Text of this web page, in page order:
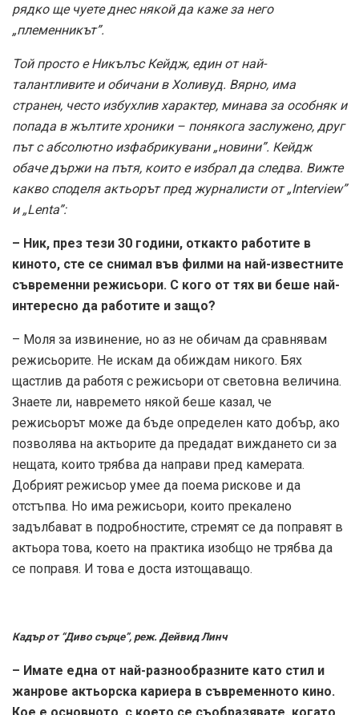
рядко ще чуете днес някой да каже за него
„племенникът”.
Той просто е Никълъс Кейдж, един от най-
талантливите и обичани в Холивуд. Вярно, има
странен, често избухлив характер, минава за особняк и
попада в жълтите хроники – понякога заслужено, друг
път с абсолютно изфабрикувани „новини”. Кейдж
обаче държи на пътя, които е избрал да следва. Вижте
какво споделя актьорът пред журналисти от „Interview”
и „Lenta”:
– Ник, през тези 30 години, откакто работите в
киното, сте се снимал във филми на най-известните
съвременни режисьори. С кого от тях ви беше най-
интересно да работите и защо?
– Моля за извинение, но аз не обичам да сравнявам
режисьорите. Не искам да обиждам никого. Бях
щастлив да работя с режисьори от световна величина.
Знаете ли, навремето някой беше казал, че
режисьорът може да бъде определен като добър, ако
позволява на актьорите да предадат виждането си за
нещата, които трябва да направи пред камерата.
Добрият режисьор умее да поема рискове и да
отстъпва. Но има режисьори, които прекалено
задълбават в подробностите, стремят се да поправят в
актьора това, което на практика изобщо не трябва да
се поправя. И това е доста изтощаващо.
Кадър от “Диво сърце”, реж. Дейвид Линч
– Имате една от най-разнообразните като стил и
жанрове актьорска кариера в съвременното кино.